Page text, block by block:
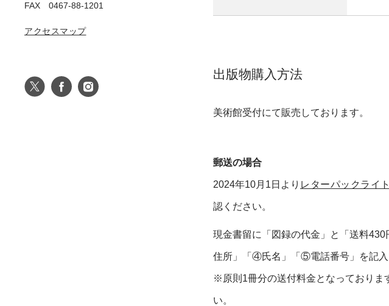
FAX 0467-88-1201
アクセスマップ
出版物購入方法
美術館受付にて販売しております。
郵送の場合
2024年10月1日より レターパックライト
認ください。
現金書留に「図録の代金」と「送料430
住所」「④氏名」「⑤電話番号」を記入
※原則1冊分の送付料金となっておりま
い。